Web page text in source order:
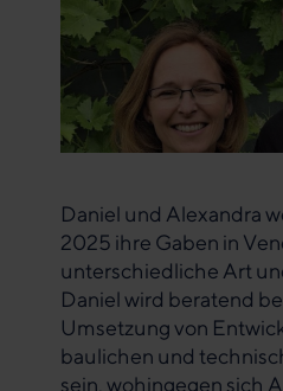
Daniel und Alexandra
2025 ihre Gaben in
unterschiedliche Art
Daniel wird beratend
Umsetzung von
baulichen und
sein, wohingegen sich